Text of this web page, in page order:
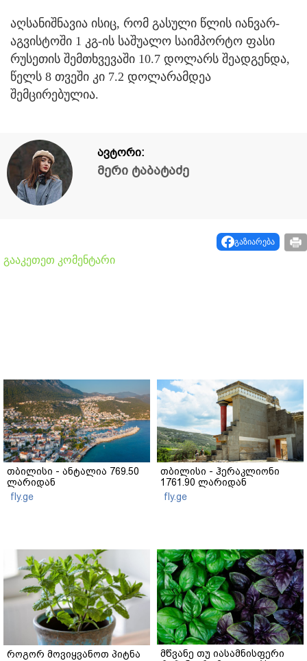
აღსანიშნავია ისიც, რომ გასული წლის იანვარ-
აგვისტოში 1 კგ-ის საშუალო საიმპორტო ფასი
რუსეთის შემთხვევაში 10.7 დოლარს შეადგენდა,
წელს 8 თვეში კი 7.2 დოლარამდეა
შემცირებულია.
ავტორი:
მერი ტაბატაძე
გაზიარება
გააკეთეთ კომენტარი
თბილისი - ანტალია 769.50
ლარიდან
fly.ge
თბილისი - ჰერაკლიონი
1761.90 ლარიდან
fly.ge
როგორ მოვიყვანოთ პიტნა
მწვანე თუ იასამნისფერი